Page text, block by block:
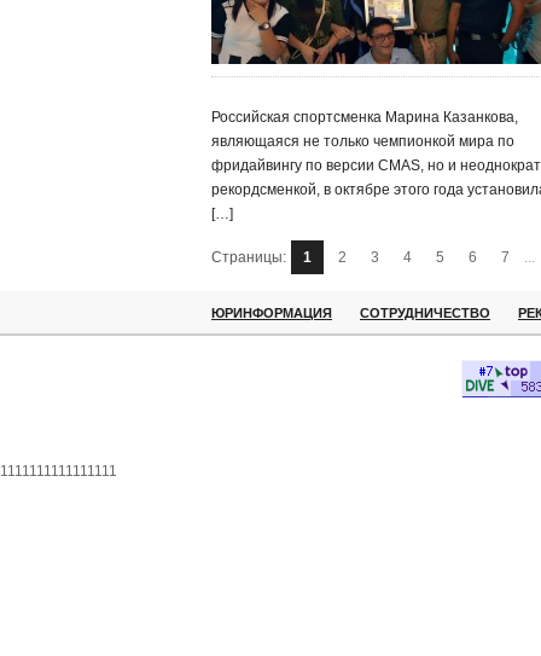
Российская спортсменка Марина Казанкова,
являющаяся не только чемпионкой мира по
фридайвингу по версии CMAS, но и
рекордсменкой, в октябре этого года
[…]
Страницы: 1 2 3 4 5 6 7 ...
ЮРИНФОРМАЦИЯ СОТРУДНИЧЕСТВО
1111111111111111